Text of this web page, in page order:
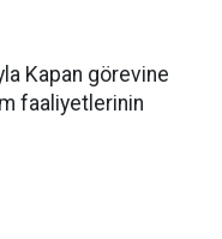
Kapan görevine
faaliyetlerinin